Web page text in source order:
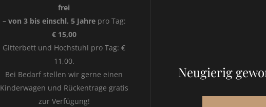
frei
– von 3 bis einschl. 5 Jahrepro Tag:
€ 15,00
Gitterbett und Hochstuhl pro Tag: €
11,00.
Bei Bedarf stellen wir gerne einen
Kinderwagen und Rückentrage gratis
zur Verfügung!
Neugierig